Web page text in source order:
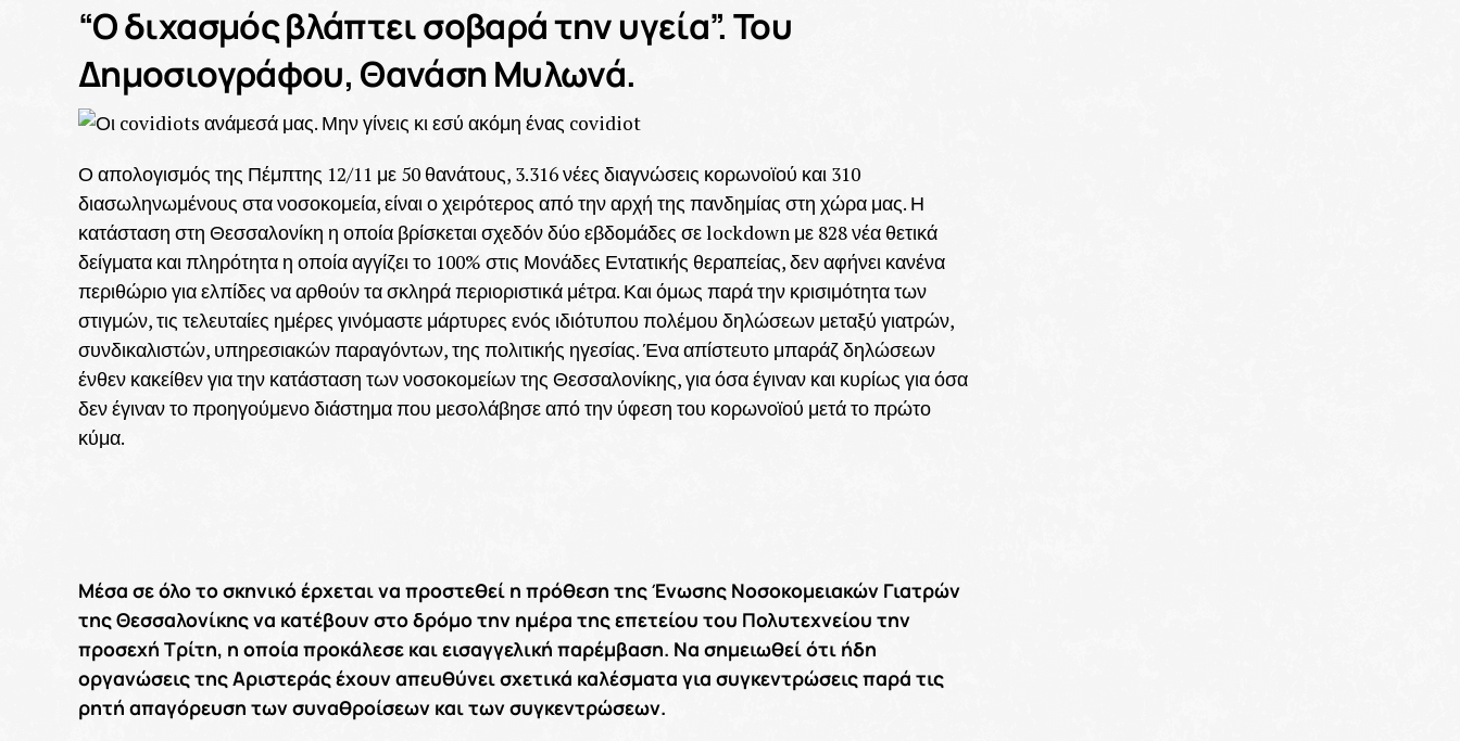
“Ο διχασμός βλάπτει σοβαρά την υγεία”. Του
Δημοσιογράφου, Θανάση Μυλωνά.
Ο απολογισμός της Πέμπτης 12/11 με 50 θανάτους, 3.316 νέες διαγνώσεις κορωνοϊού και 310
διασωληνωμένους στα νοσοκομεία, είναι ο χειρότερος από την αρχή της πανδημίας στη χώρα μας. Η
κατάσταση στη Θεσσαλονίκη η οποία βρίσκεται σχεδόν δύο εβδομάδες σε lockdown με 828 νέα θετικά
δείγματα και πληρότητα η οποία αγγίζει το 100% στις Μονάδες Εντατικής θεραπείας, δεν αφήνει κανένα
περιθώριο για ελπίδες να αρθούν τα σκληρά περιοριστικά μέτρα. Και όμως παρά την κρισιμότητα των
στιγμών, τις τελευταίες ημέρες γινόμαστε μάρτυρες ενός ιδιότυπου πολέμου δηλώσεων μεταξύ γιατρών,
συνδικαλιστών, υπηρεσιακών παραγόντων, της πολιτικής ηγεσίας. Ένα απίστευτο μπαράζ δηλώσεων
ένθεν κακείθεν για την κατάσταση των νοσοκομείων της Θεσσαλονίκης, για όσα έγιναν και κυρίως για όσα
δεν έγιναν το προηγούμενο διάστημα που μεσολάβησε από την ύφεση του κορωνοϊού μετά το πρώτο
κύμα.
Μέσα σε όλο το σκηνικό έρχεται να προστεθεί η πρόθεση της Ένωσης Νοσοκομειακών Γιατρών
της Θεσσαλονίκης να κατέβουν στο δρόμο την ημέρα της επετείου του Πολυτεχνείου την
προσεχή Τρίτη, η οποία προκάλεσε και εισαγγελική παρέμβαση. Να σημειωθεί ότι ήδη
οργανώσεις της Αριστεράς έχουν απευθύνει σχετικά καλέσματα για συγκεντρώσεις παρά τις
ρητή απαγόρευση των συναθροίσεων και των συγκεντρώσεων.